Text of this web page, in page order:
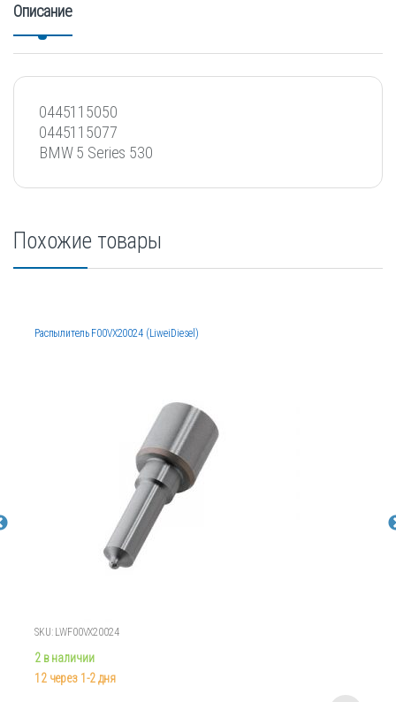
Описание
0445115050
0445115077
BMW 5 Series 530
Похожие товары
Распылитель F00VX20024 (LiweiDiesel)
SKU: LWF00VX20024
2 в наличии
12 через 1-2 дня